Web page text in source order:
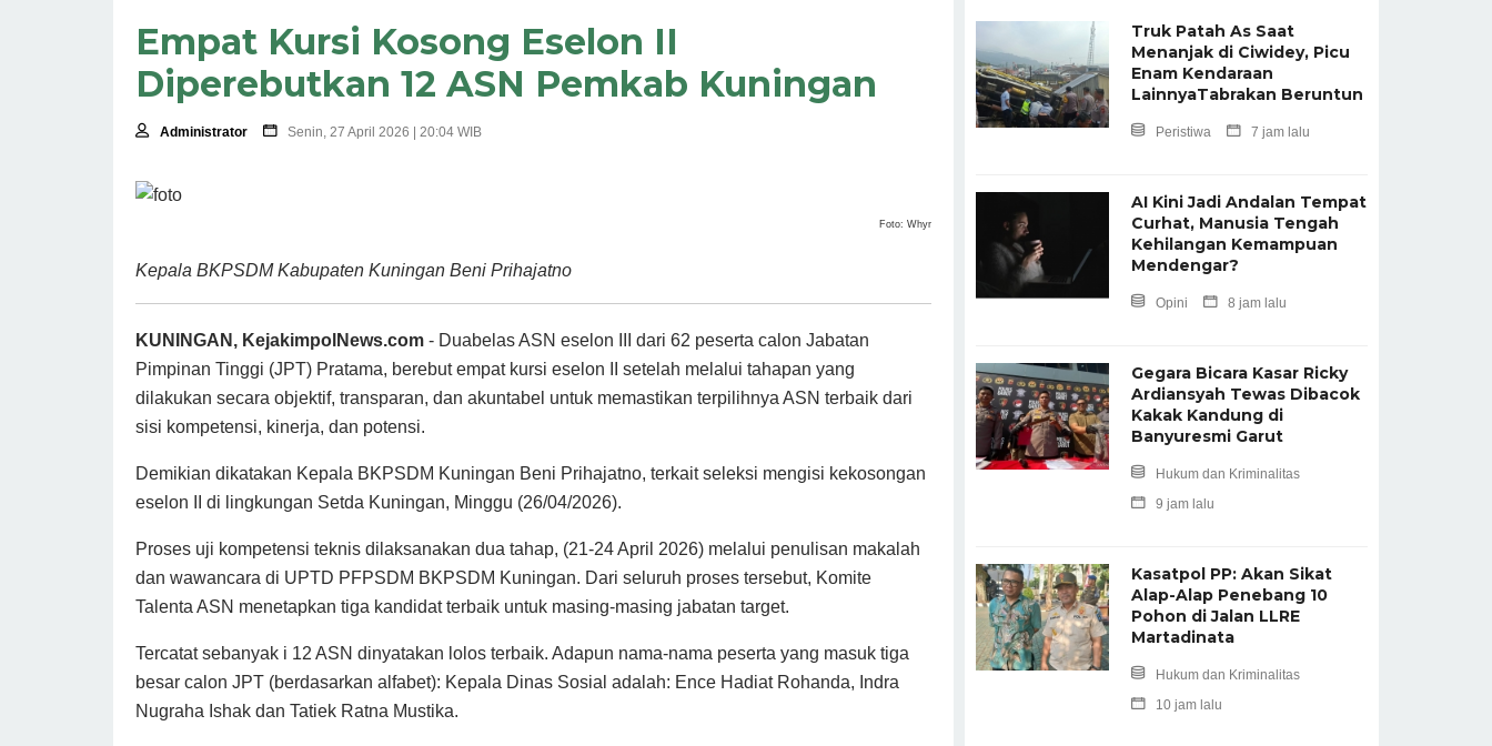
Empat Kursi Kosong Eselon II
Diperebutkan 12 ASN Pemkab Kuningan
Administrator Senin, 27 April 2026 | 20:04 WIB
Foto: Whyr
Kepala BKPSDM Kabupaten Kuningan Beni Prihajatno
KUNINGAN, KejakimpolNews.com - Duabelas ASN eselon III dari 62 peserta calon Jabatan
Pimpinan Tinggi (JPT) Pratama, berebut empat kursi eselon II setelah melalui tahapan yang
dilakukan secara objektif, transparan, dan akuntabel untuk memastikan terpilihnya ASN terbaik dari
sisi kompetensi, kinerja, dan potensi.
Demikian dikatakan Kepala BKPSDM Kuningan Beni Prihajatno, terkait seleksi mengisi kekosongan
eselon II di lingkungan Setda Kuningan, Minggu (26/04/2026).
Proses uji kompetensi teknis dilaksanakan dua tahap, (21-24 April 2026) melalui penulisan makalah
dan wawancara di UPTD PFPSDM BKPSDM Kuningan. Dari seluruh proses tersebut, Komite
Talenta ASN menetapkan tiga kandidat terbaik untuk masing-masing jabatan target.
Tercatat sebanyak i 12 ASN dinyatakan lolos terbaik. Adapun nama-nama peserta yang masuk tiga
besar calon JPT (berdasarkan alfabet): Kepala Dinas Sosial adalah: Ence Hadiat Rohanda, Indra
Nugraha Ishak dan Tatiek Ratna Mustika.
Truk Patah As Saat
Menanjak di Ciwidey, Picu
Enam Kendaraan
LainnyaTabrakan Beruntun
Peristiwa 7 jam lalu
AI Kini Jadi Andalan Tempat
Curhat, Manusia Tengah
Kehilangan Kemampuan
Mendengar?
Opini 8 jam lalu
Gegara Bicara Kasar Ricky
Ardiansyah Tewas Dibacok
Kakak Kandung di
Banyuresmi Garut
Hukum dan Kriminalitas
9 jam lalu
Kasatpol PP: Akan Sikat
Alap-Alap Penebang 10
Pohon di Jalan LLRE
Martadinata
Hukum dan Kriminalitas
10 jam lalu